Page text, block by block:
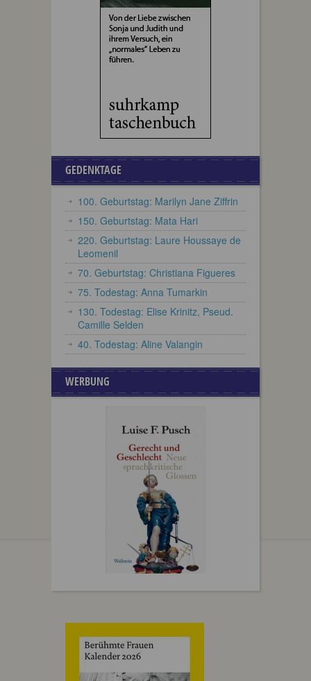
GEDENKTAGE
100. Geburtstag: Marilyn Jane Ziffrin
150. Geburtstag: Mata Hari
220. Geburtstag: Laure Houssaye de
Leomenil
70. Geburtstag: Christiana Figueres
75. Todestag: Anna Tumarkin
130. Todestag: Elise Krinitz, Pseud.
Camille Selden
40. Todestag: Aline Valangin
WERBUNG